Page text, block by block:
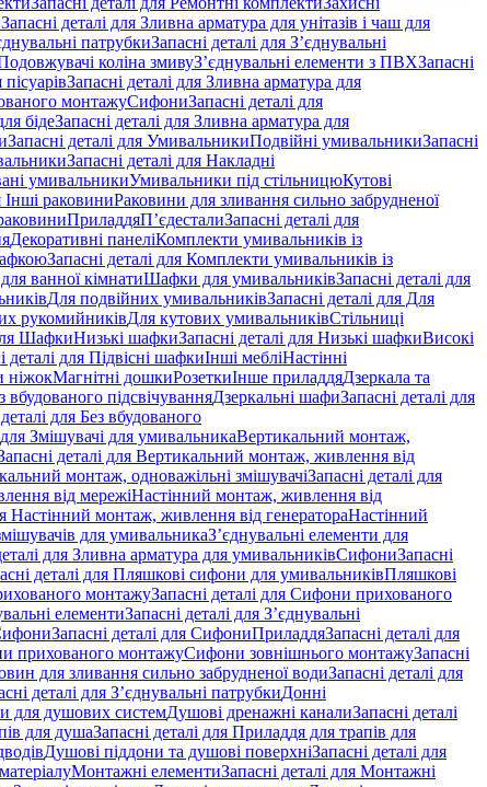
Запасні деталі для Зливна арматура для унітазів і чаш для
патрубкиЗапасні деталі для З’єднувальні
коліна змивуЗ’єднувальні елементи з ПВХЗапасні
Запасні деталі для Зливна арматура для
монтажуСифониЗапасні деталі для
бідеЗапасні деталі для Зливна арматура для
Запасні деталі для УмивальникиПодвійні умивальникиЗапасні
Запасні деталі для Накладні
умивальникиУмивальники під стільницюКутові
Інші раковиниРаковини для зливання сильно забрудненої
ПриладдяП’єдесталиЗапасні деталі для
Декоративні панеліКомплекти умивальників із
Запасні деталі для Комплекти умивальників із
ванної кімнатиШафки для умивальниківЗапасні деталі для
Для подвійних умивальниківЗапасні деталі для Для
рукомийниківДля кутових умивальниківСтільниці
ШафкиНизькі шафкиЗапасні деталі для Низькі шафкиВисокі
деталі для Підвісні шафкиІнші мебліНастінні
ніжокМагнітні дошкиРозеткиІнше приладдяДзеркала та
вбудованого підсвічуванняДзеркальні шафиЗапасні деталі для
для Без вбудованого
для Змішувачі для умивальникаВертикальний монтаж,
деталі для Вертикальний монтаж, живлення від
монтаж, одноважільні змішувачіЗапасні деталі для
від мережіНастінний монтаж, живлення від
Настінний монтаж, живлення від генератораНастінний
для умивальникаЗ’єднувальні елементи для
для Зливна арматура для умивальниківСифониЗапасні
деталі для Пляшкові сифони для умивальниківПляшкові
монтажуЗапасні деталі для Сифони прихованого
елементиЗапасні деталі для З’єднувальні
Запасні деталі для СифониПриладдяЗапасні деталі для
прихованого монтажуСифони зовнішнього монтажуЗапасні
для зливання сильно забрудненої водиЗапасні деталі для
деталі для З’єднувальні патрубкиДонні
для душових системДушові дренажні каналиЗапасні деталі
для душаЗапасні деталі для Приладдя для трапів для
Душові піддони та душові поверхніЗапасні деталі для
Монтажні елементиЗапасні деталі для Монтажні